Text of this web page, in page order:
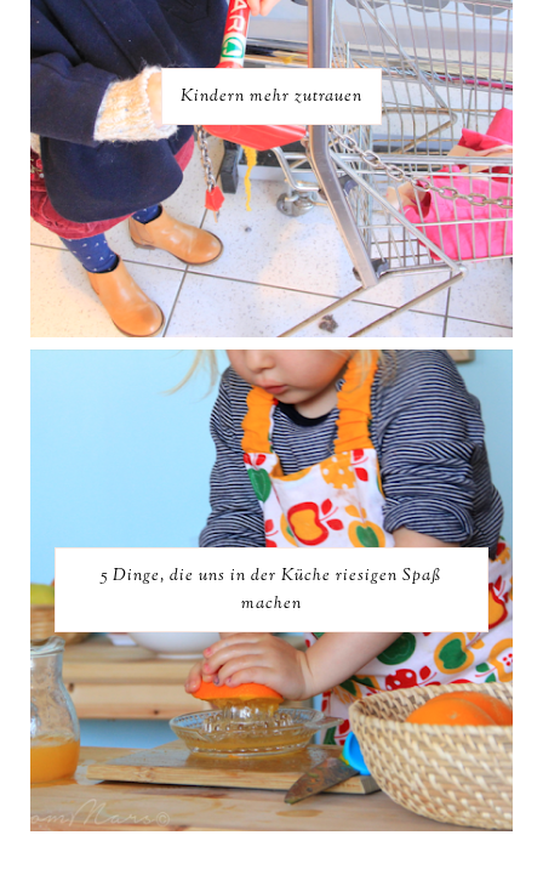
Kindern mehr zutrauen
5 Dinge, die uns in der Küche riesigen Spaß
machen